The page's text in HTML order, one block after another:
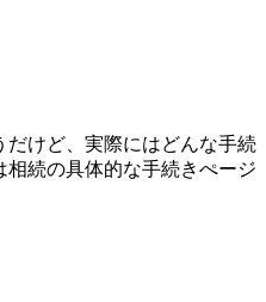
けど、実際にはどんな手続
続の具体的な手続きぺージ